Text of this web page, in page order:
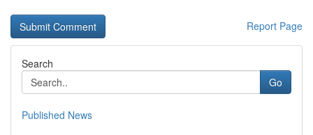
Report Page
Search
Go
Published News